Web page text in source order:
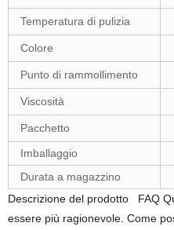
Temperatura di pulizia
Colore
Punto di rammollimento
Viscosità
Pacchetto
Imballaggio
Durata a magazzino
Descrizione del prodotto FAQ
essere più ragionevole. Come